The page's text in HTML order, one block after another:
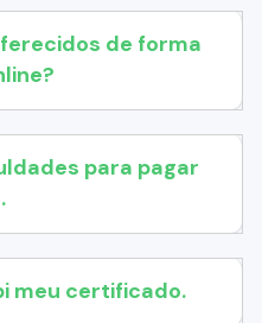
de forma
para pagar
meu certificado.